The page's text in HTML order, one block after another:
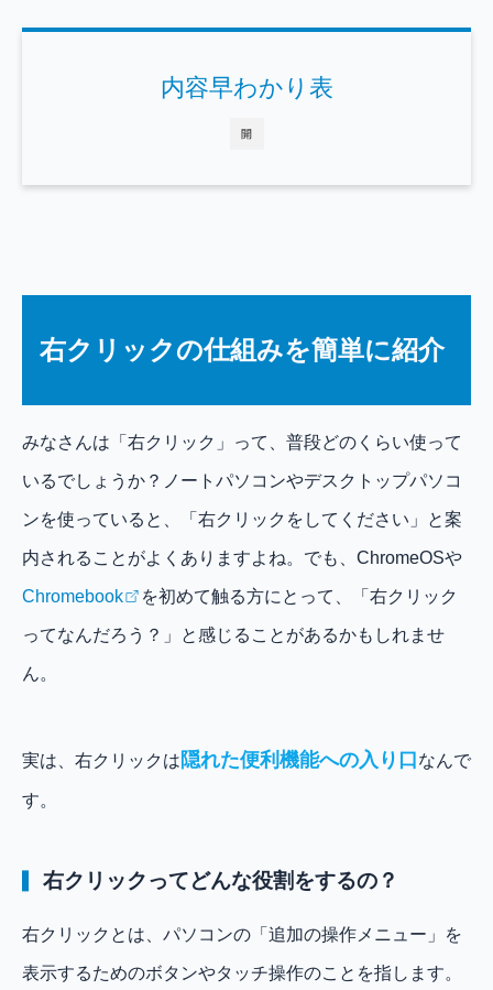
開
内容早わかり表
右クリックの仕組みを簡単に紹介
みなさんは「右クリック」って、普段どのくらい使って
いるでしょうか？ノートパソコンやデスクトップパソコ
ンを使っていると、「右クリックをしてください」と案
内されることがよくありますよね。でも、ChromeOSや
Chromebook を初めて触る方にとって、「右クリック
ってなんだろう？」と感じることがあるかもしれませ
ん。
実は、右クリックは隠れた便利機能への入り口なんで
す。
右クリックってどんな役割をするの？
右クリックとは、パソコンの「追加の操作メニュー」を
表示するためのボタンやタッチ操作のことを指します。